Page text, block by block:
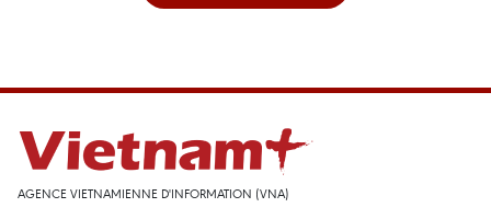
AGENCE VIETNAMIENNE D'INFORMATION (VNA)